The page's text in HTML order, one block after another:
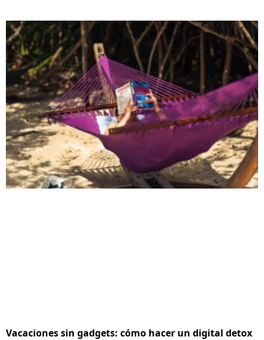
Vacaciones sin gadgets: cómo hacer un digital detox